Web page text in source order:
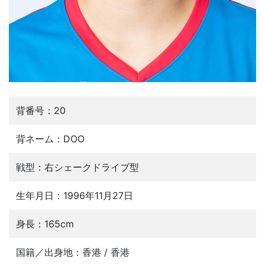
背番号：20
背ネーム：DOO
戦型：右シェークドライブ型
生年月日：1996年11月27日
身長：165cm
国籍／出身地：香港 / 香港